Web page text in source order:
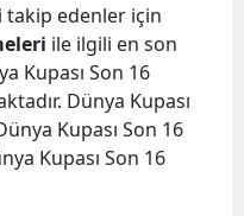
takip edenler için
ile ilgili en son
Kupası Son 16
Dünya Kupası
Kupası Son 16
Kupası Son 16